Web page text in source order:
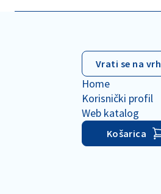
Vrati se na vrh
Home
Korisnički profil
Web katalog
Košarica